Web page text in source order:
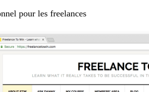
pour les freelances